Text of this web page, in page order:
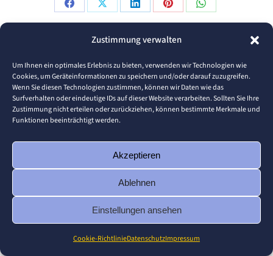
Zustimmung verwalten
Um Ihnen ein optimales Erlebnis zu bieten, verwenden wir Technologien wie
Cookies, um Geräteinformationen zu speichern und/oder darauf zuzugreifen.
Wenn Sie diesen Technologien zustimmen, können wir Daten wie das
Surfverhalten oder eindeutige IDs auf dieser Website verarbeiten. Sollten Sie Ihre
Zustimmung nicht erteilen oder zurückziehen, können bestimmte Merkmale und
Funktionen beeinträchtigt werden.
Akzeptieren
Ablehnen
Einstellungen ansehen
Cookie-RichtlinieDatenschutzImpressum
Share
Share
Share
LinkedIn
Share
Share
Footer